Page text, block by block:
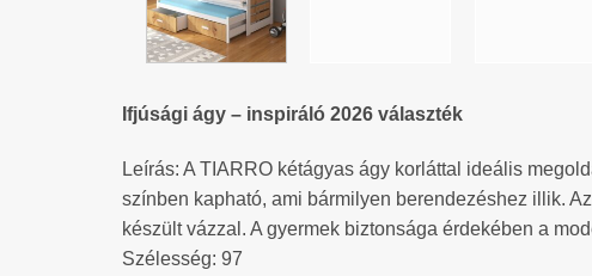
Ifjúsági ágy – inspiráló 2026 választék
Leírás: A TIARRO kétágyas ágy korláttal ideális
színben kapható, ami bármilyen berendezéshez illik.
készült vázzal. A gyermek biztonsága érdekében a
Szélesség: 97